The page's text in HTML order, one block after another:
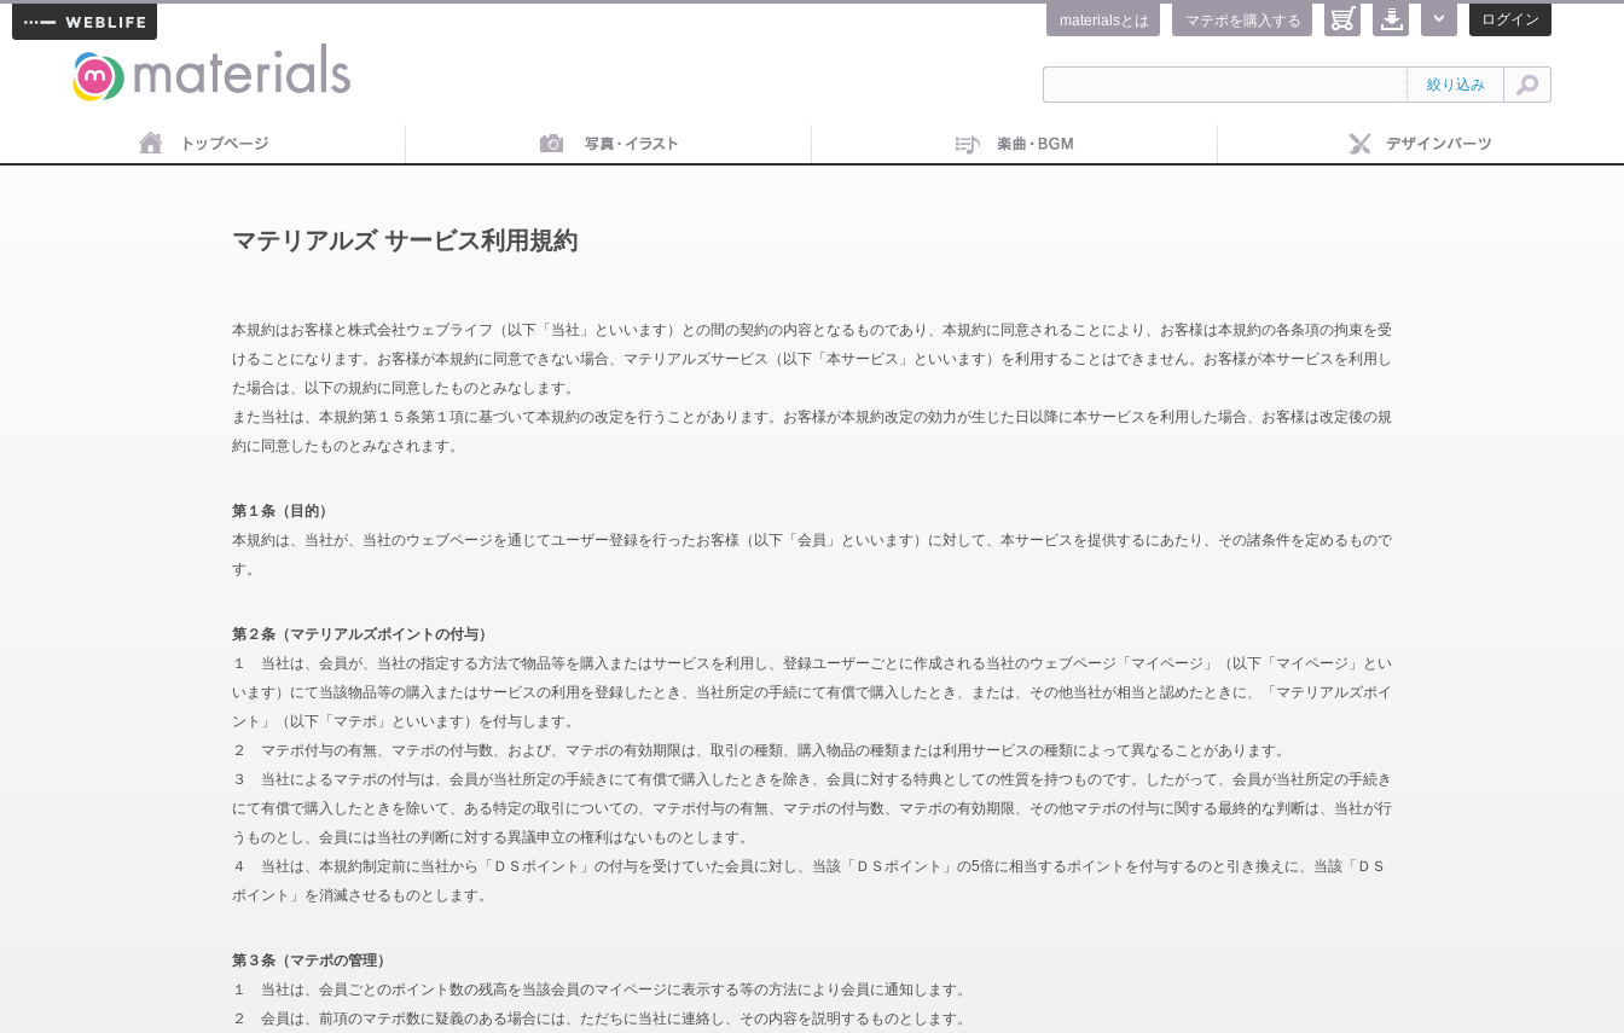
materials
ログイン
マテポを購入する
materialsとは
絞り込み
マテリアルズ サービス利用規約
本規約はお客様と株式会社ウェブライフ（以下「当社」といいます）との間の契約の内容となるものであり、本規約に同意されることにより、お客様は本規約の各条項の拘束を受
けることになります。お客様が本規約に同意できない場合、マテリアルズサービス（以下「本サービス」といいます）を利用することはできません。お客様が本サービスを利用し
た場合は、以下の規約に同意したものとみなします。
また当社は、本規約第１５条第１項に基づいて本規約の改定を行うことがあります。お客様が本規約改定の効力が生じた日以降に本サービスを利用した場合、お客様は改定後の規
約に同意したものとみなされます。
第１条（目的）
本規約は、当社が、当社のウェブページを通じてユーザー登録を行ったお客様（以下「会員」といいます）に対して、本サービスを提供するにあたり、その諸条件を定めるもので
す。
第２条（マテリアルズポイントの付与）
１ 当社は、会員が、当社の指定する方法で物品等を購入またはサービスを利用し、登録ユーザーごとに作成される当社のウェブページ「マイページ」（以下「マイページ」とい
います）にて当該物品等の購入またはサービスの利用を登録したとき、当社所定の手続にて有償で購入したとき、または、その他当社が相当と認めたときに、「マテリアルズポイ
ント」（以下「マテポ」といいます）を付与します。
２ マテポ付与の有無、マテポの付与数、および、マテポの有効期限は、取引の種類、購入物品の種類または利用サービスの種類によって異なることがあります。
３ 当社によるマテポの付与は、会員が当社所定の手続きにて有償で購入したときを除き、会員に対する特典としての性質を持つものです。したがって、会員が当社所定の手続き
にて有償で購入したときを除いて、ある特定の取引についての、マテポ付与の有無、マテポの付与数、マテポの有効期限、その他マテポの付与に関する最終的な判断は、当社が行
うものとし、会員には当社の判断に対する異議申立の権利はないものとします。
４ 当社は、本規約制定前に当社から「ＤＳポイント」の付与を受けていた会員に対し、当該「ＤＳポイント」の5倍に相当するポイントを付与するのと引き換えに、当該「ＤＳ
ポイント」を消滅させるものとします。
第３条（マテポの管理）
１ 当社は、会員ごとのポイント数の残高を当該会員のマイページに表示する等の方法により会員に通知します。
２ 会員は、前項のマテポ数に疑義のある場合には、ただちに当社に連絡し、その内容を説明するものとします。